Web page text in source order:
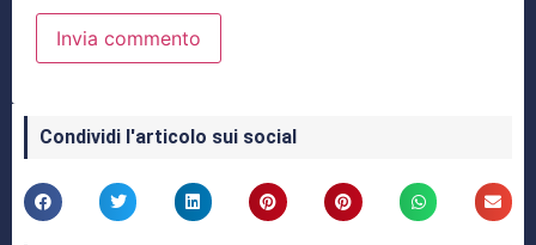
Condividi l'articolo sui social